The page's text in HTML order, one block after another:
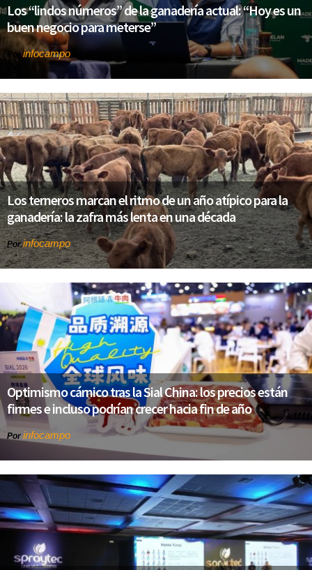
Los “lindos números” de la ganadería actual: “Hoy es un
buen negocio para meterse”
Porinfocampo
Los terneros marcan el ritmo de un año atípico para la
ganadería: la zafra más lenta en una década
Porinfocampo
Optimismo cárnico tras la Sial China: los precios están
firmes e incluso podrían crecer hacia fin de año
Por infocampo